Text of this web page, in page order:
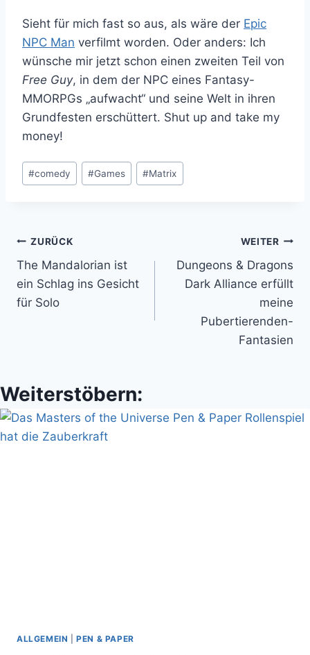
Sieht für mich fast so aus, als wäre der Epic
NPC Man verfilmt worden. Oder anders: Ich
wünsche mir jetzt schon einen zweiten Teil von
Free Guy, in dem der NPC eines Fantasy-
MMORPGs „aufwacht“ und seine Welt in ihren
Grundfesten erschüttert. Shut up and take my
money!
Schlagworte:
#comedy #Games #Matrix
Beitragsnavigation
ZURÜCK
The Mandalorian ist
ein Schlag ins Gesicht
für Solo
WEITER
Dungeons & Dragons
Dark Alliance erfüllt
meine
Pubertierenden-
Fantasien
Weiterstöbern:
ALLGEMEIN |PEN & PAPER